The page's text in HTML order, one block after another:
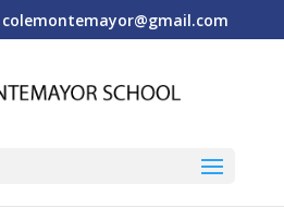
colemontemayor@gmail.com